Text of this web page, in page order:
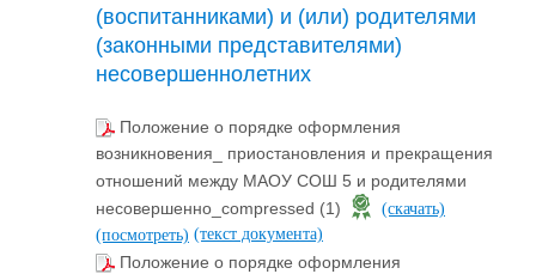
(воспитанниками) и (или) родителями
(законными представителями)
несовершеннолетних
Положение о порядке оформления
возникновения_ приостановления и прекращения
отношений между МАОУ СОШ 5 и родителями
несовершенно_compressed (1)
(скачать)
(посмотреть) (текст документа)
Положение о порядке оформления